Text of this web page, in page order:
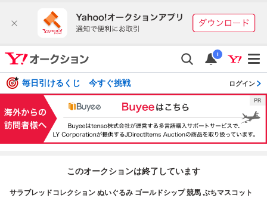
i
毎日引けるくじ 今すぐ挑戦 ログイン
このオークションは終了しています
サラブレッドコレクション ぬいぐるみ ゴールドシップ 競馬 ぷちマスコット